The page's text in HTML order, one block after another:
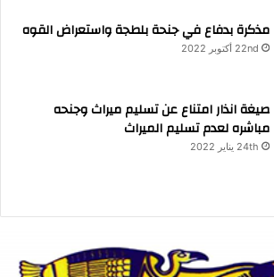
مذكرة بدفاع في جنحة بلطجة واستعراض القوه
22nd أكتوبر 2022
صيغة انذار امتناع عن تسليم ميراث وجنحه
مباشره لعدم تسليم الميراث
24th يناير 2022